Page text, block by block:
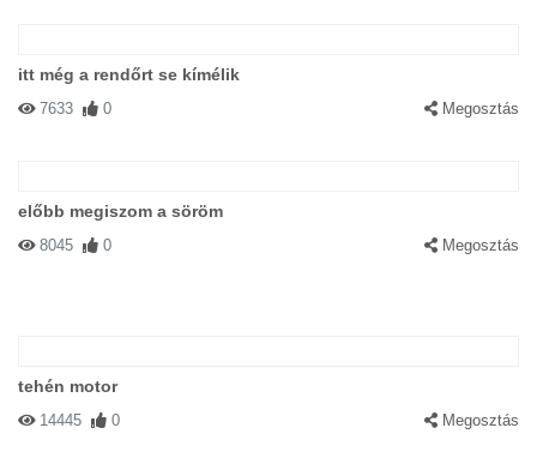
itt még a rendőrt se kímélik
7633 0 Megosztás
előbb megiszom a söröm
8045 0 Megosztás
tehén motor
14445 0 Megosztás